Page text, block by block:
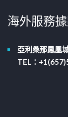
海外服務
亞利桑那鳳凰
TEL：